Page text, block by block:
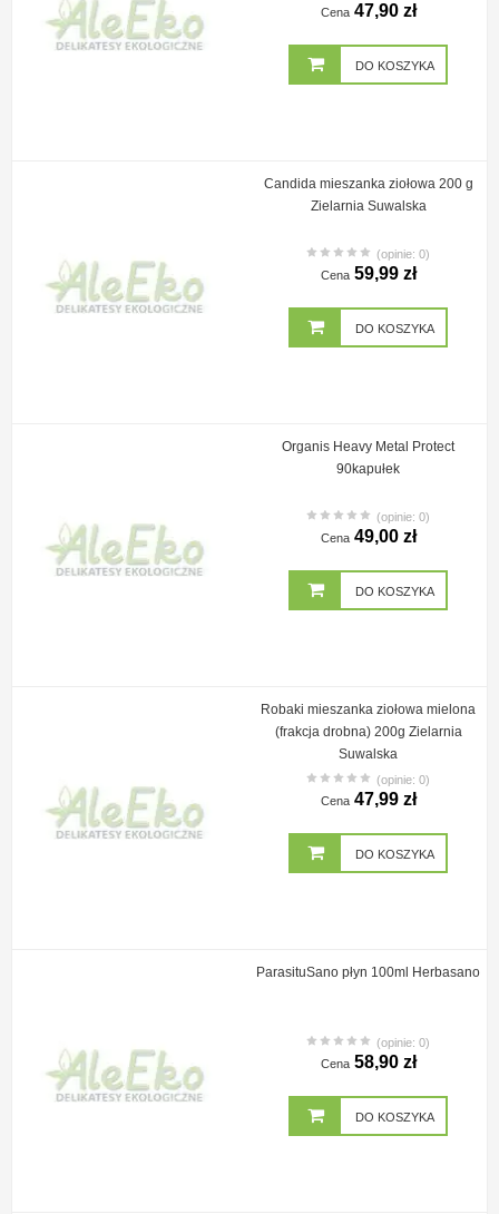
Cena 47,90 zł
DO KOSZYKA
Candida mieszanka ziołowa 200 g
Zielarnia Suwalska
(opinie: 0)
Cena 59,99 zł
DO KOSZYKA
Organis Heavy Metal Protect
90kapułek
(opinie: 0)
Cena 49,00 zł
DO KOSZYKA
Robaki mieszanka ziołowa mielona
(frakcja drobna) 200g Zielarnia
Suwalska
(opinie: 0)
Cena 47,99 zł
DO KOSZYKA
ParasituSano płyn 100ml Herbasano
(opinie: 0)
Cena 58,90 zł
DO KOSZYKA